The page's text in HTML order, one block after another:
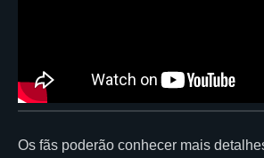
Os fãs poderão conhecer mais